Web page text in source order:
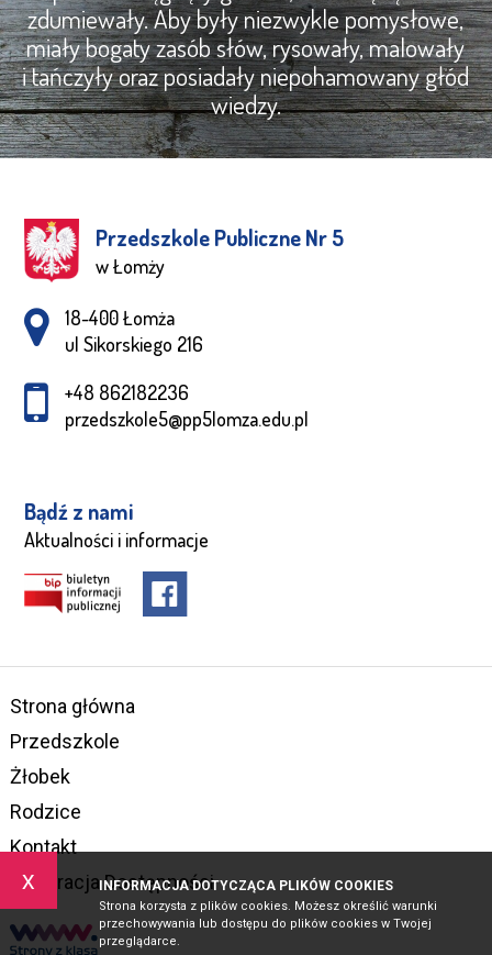
x INFORMACJA DOTYCZĄCA PLIKÓW COOKIES
Strona korzysta z plików cookies. Możesz określić warunki
przechowywania lub dostępu do plików cookies w Twojej
przeglądarce.
zdumiewały. Aby były niezwykle pomysłowe,
miały bogaty zasób słów, rysowały, malowały
i tańczyły oraz posiadały niepohamowany głód
wiedzy.
Przedszkole Publiczne Nr 5
w Łomży
Adres pocztowy:
18-400 Łomża
ul Sikorskiego 216
+48 862182236
przedszkole5@pp5lomza.edu.pl
Bądź z nami
Aktualności i informacje
Strona główna
Przedszkole
Żłobek
Rodzice
Kontakt
Deklaracja Dostępności